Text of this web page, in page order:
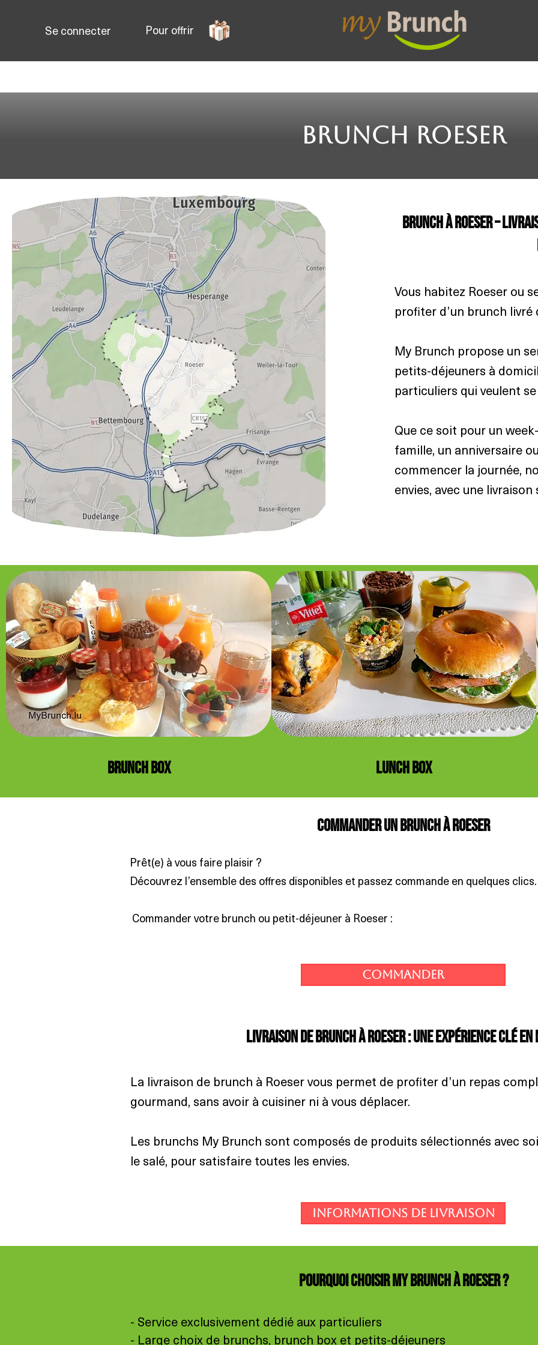
Se connecter Pour offrir
Brunch Roeser
Brunch à Roeser –
Vous habitez Roeser ou
profiter d’un brunch
My Brunch propose un
petits-déjeuners à
particuliers qui veulent
Que ce soit pour un
famille, un anniversaire
commencer la journée,
envies, avec une livraison
BRUNCH BOX LUNCH BOX
Commander un brunch à Roeser
Prêt(e) à vous faire plaisir ?
Découvrez l’ensemble des offres disponibles et passez commande en quelques clics.
Commander votre brunch ou petit-déjeuner à Roeser :
Commander
Livraison de brunch à Roeser : une expérience clé en
La livraison de brunch à Roeser vous permet de profiter d’un repas
gourmand, sans avoir à cuisiner ni à vous déplacer.
Les brunchs My Brunch sont composés de produits sélectionnés avec
le salé, pour satisfaire toutes les envies.
Informations de livraison
Pourquoi choisir My Brunch à Roeser ?
- Service exclusivement dédié aux particuliers
- Large choix de brunchs, brunch box et petits-déjeuners